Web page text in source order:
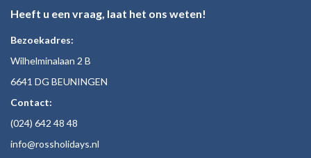
Heeft u een vraag, laat het ons weten!
Bezoekadres:
Wilhelminalaan 2 B
6641 DG BEUNINGEN
Contact:
(024) 642 48 48
info@rossholidays.nl